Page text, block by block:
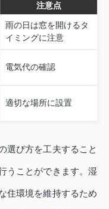
注意点
雨の日は窓を開けるタ
イミングに注意
電気代の確認
適切な場所に設置
選び方を工夫すること
うことができます。湿
住環境を維持するため